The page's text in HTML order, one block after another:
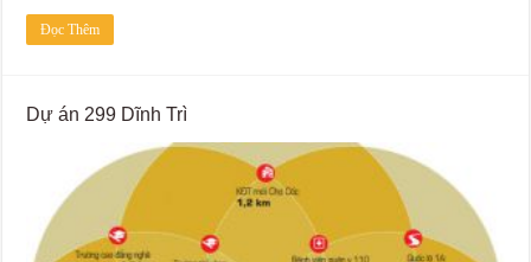
Đọc Thêm
Dự án 299 Dĩnh Trì